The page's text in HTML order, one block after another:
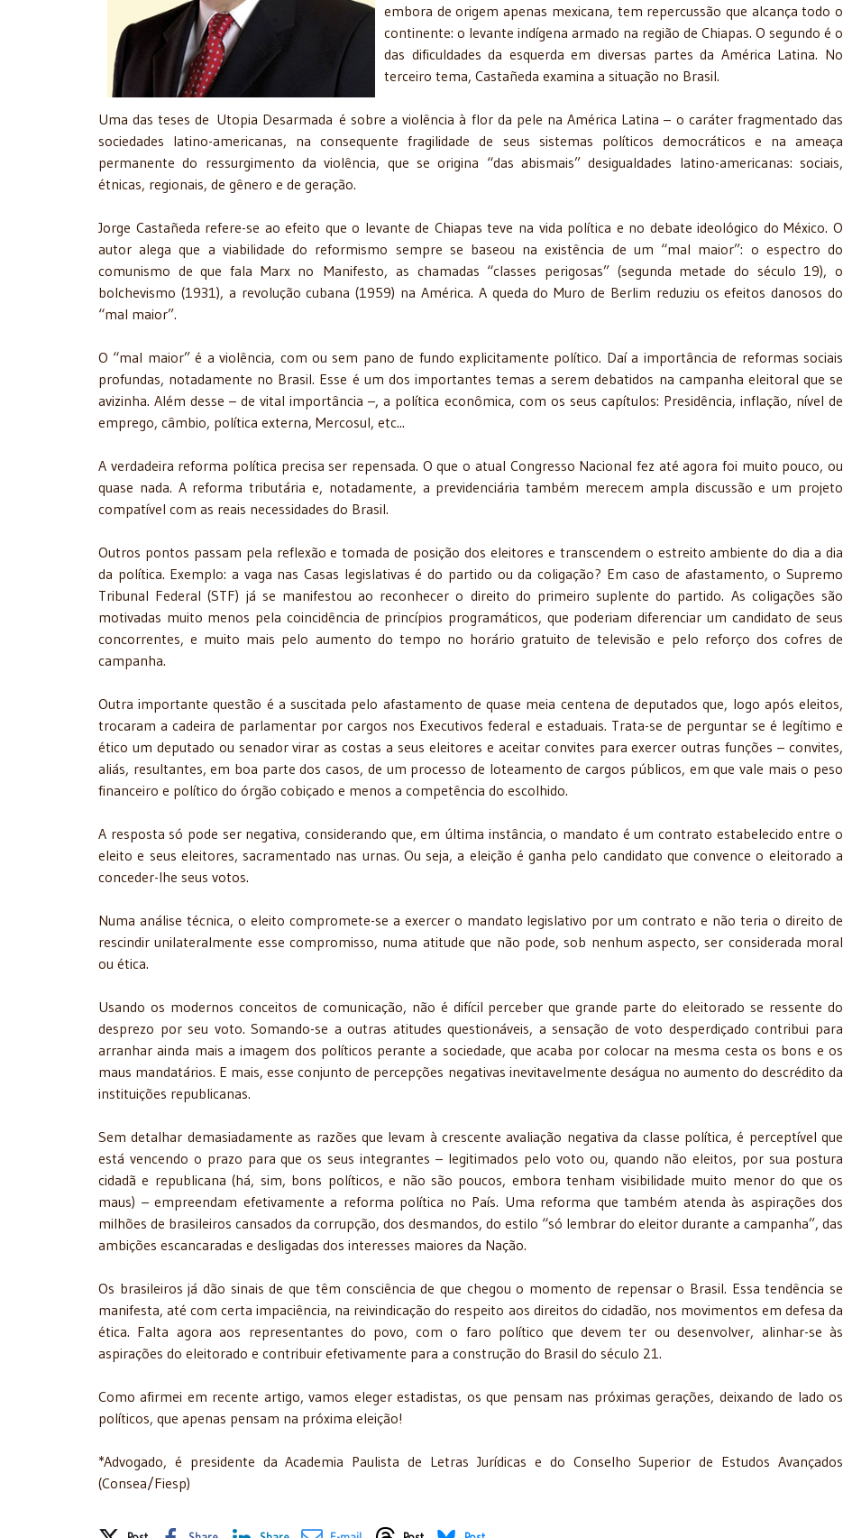
embora de origem apenas mexicana, tem repercussão que alcança todo o
continente: o levante indígena armado na região de Chiapas. O segundo é o
das dificuldades da esquerda em diversas partes da América Latina. No
terceiro tema, Castañeda examina a situação no Brasil.
Uma das teses de Utopia Desarmada é sobre a violência à flor da pele na América Latina – o caráter fragmentado das
sociedades latino-americanas, na consequente fragilidade de seus sistemas políticos democráticos e na ameaça
permanente do ressurgimento da violência, que se origina “das abismais” desigualdades latino-americanas: sociais,
étnicas, regionais, de gênero e de geração.
Jorge Castañeda refere-se ao efeito que o levante de Chiapas teve na vida política e no debate ideológico do México. O
autor alega que a viabilidade do reformismo sempre se baseou na existência de um “mal maior”: o espectro do
comunismo de que fala Marx no Manifesto, as chamadas “classes perigosas” (segunda metade do século 19), o
bolchevismo (1931), a revolução cubana (1959) na América. A queda do Muro de Berlim reduziu os efeitos danosos do
“mal maior”.
O “mal maior” é a violência, com ou sem pano de fundo explicitamente político. Daí a importância de reformas sociais
profundas, notadamente no Brasil. Esse é um dos importantes temas a serem debatidos na campanha eleitoral que se
avizinha. Além desse – de vital importância –, a política econômica, com os seus capítulos: Presidência, inflação, nível de
emprego, câmbio, política externa, Mercosul, etc...
A verdadeira reforma política precisa ser repensada. O que o atual Congresso Nacional fez até agora foi muito pouco, ou
quase nada. A reforma tributária e, notadamente, a previdenciária também merecem ampla discussão e um projeto
compatível com as reais necessidades do Brasil.
Outros pontos passam pela reflexão e tomada de posição dos eleitores e transcendem o estreito ambiente do dia a dia
da política. Exemplo: a vaga nas Casas legislativas é do partido ou da coligação? Em caso de afastamento, o Supremo
Tribunal Federal (STF) já se manifestou ao reconhecer o direito do primeiro suplente do partido. As coligações são
motivadas muito menos pela coincidência de princípios programáticos, que poderiam diferenciar um candidato de seus
concorrentes, e muito mais pelo aumento do tempo no horário gratuito de televisão e pelo reforço dos cofres de
campanha.
Outra importante questão é a suscitada pelo afastamento de quase meia centena de deputados que, logo após eleitos,
trocaram a cadeira de parlamentar por cargos nos Executivos federal e estaduais. Trata-se de perguntar se é legítimo e
ético um deputado ou senador virar as costas a seus eleitores e aceitar convites para exercer outras funções – convites,
aliás, resultantes, em boa parte dos casos, de um processo de loteamento de cargos públicos, em que vale mais o peso
financeiro e político do órgão cobiçado e menos a competência do escolhido.
A resposta só pode ser negativa, considerando que, em última instância, o mandato é um contrato estabelecido entre o
eleito e seus eleitores, sacramentado nas urnas. Ou seja, a eleição é ganha pelo candidato que convence o eleitorado a
conceder-lhe seus votos.
Numa análise técnica, o eleito compromete-se a exercer o mandato legislativo por um contrato e não teria o direito de
rescindir unilateralmente esse compromisso, numa atitude que não pode, sob nenhum aspecto, ser considerada moral
ou ética.
Usando os modernos conceitos de comunicação, não é difícil perceber que grande parte do eleitorado se ressente do
desprezo por seu voto. Somando-se a outras atitudes questionáveis, a sensação de voto desperdiçado contribui para
arranhar ainda mais a imagem dos políticos perante a sociedade, que acaba por colocar na mesma cesta os bons e os
maus mandatários. E mais, esse conjunto de percepções negativas inevitavelmente deságua no aumento do descrédito da
instituições republicanas.
Sem detalhar demasiadamente as razões que levam à crescente avaliação negativa da classe política, é perceptível que
está vencendo o prazo para que os seus integrantes – legitimados pelo voto ou, quando não eleitos, por sua postura
cidadã e republicana (há, sim, bons políticos, e não são poucos, embora tenham visibilidade muito menor do que os
maus) – empreendam efetivamente a reforma política no País. Uma reforma que também atenda às aspirações dos
milhões de brasileiros cansados da corrupção, dos desmandos, do estilo “só lembrar do eleitor durante a campanha”, das
ambições escancaradas e desligadas dos interesses maiores da Nação.
Os brasileiros já dão sinais de que têm consciência de que chegou o momento de repensar o Brasil. Essa tendência se
manifesta, até com certa impaciência, na reivindicação do respeito aos direitos do cidadão, nos movimentos em defesa da
ética. Falta agora aos representantes do povo, com o faro político que devem ter ou desenvolver, alinhar-se às
aspirações do eleitorado e contribuir efetivamente para a construção do Brasil do século 21.
Como afirmei em recente artigo, vamos eleger estadistas, os que pensam nas próximas gerações, deixando de lado os
políticos, que apenas pensam na próxima eleição!
*Advogado, é presidente da Academia Paulista de Letras Jurídicas e do Conselho Superior de Estudos Avançados
(Consea/Fiesp)